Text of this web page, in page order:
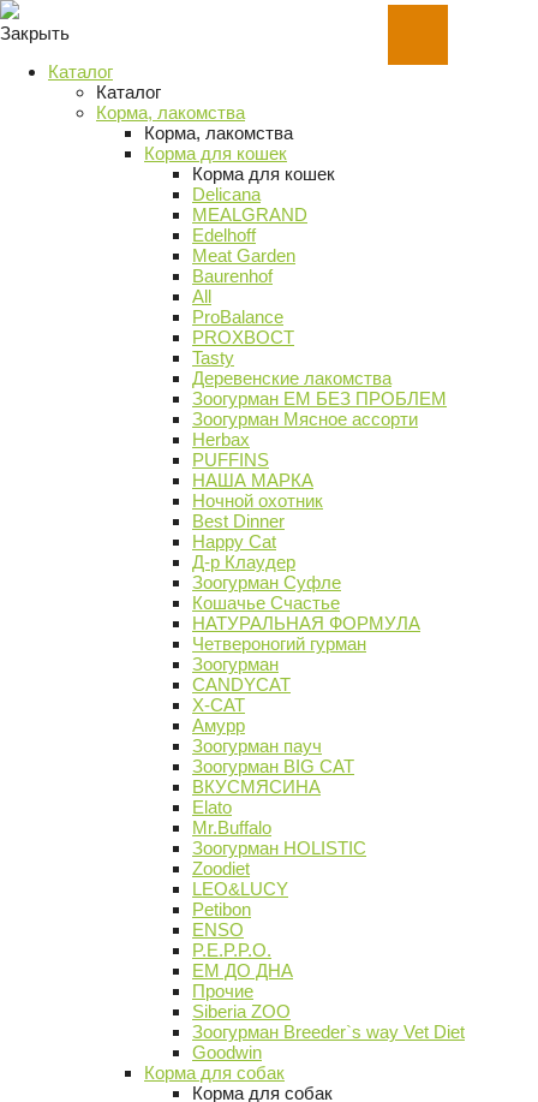
Закрыть
Каталог
Каталог
Корма, лакомства
Корма, лакомства
Корма для кошек
Корма для кошек
Delicana
MEALGRAND
Edelhoff
Meat Garden
Baurenhof
All
ProBalance
PROХВОСТ
Tasty
Деревенские лакомства
Зоогурман ЕМ БЕЗ ПРОБЛЕМ
Зоогурман Мясное ассорти
Herbax
PUFFINS
НАША МАРКА
Ночной охотник
Best Dinner
Happy Cat
Д-р Клаудер
Зоогурман Суфле
Кошачье Счастье
НАТУРАЛЬНАЯ ФОРМУЛА
Четвероногий гурман
Зоогурман
CANDYCAT
X-CAT
Амурр
Зоогурман пауч
Зоогурман BIG CAT
ВКУСМЯСИНА
Elato
Mr.Buffalo
Зоогурман HOLISTIC
Zoodiet
LEO&LUCY
Petibon
ENSO
P.E.P.P.O.
ЕМ ДО ДНА
Прочие
Siberia ZOO
Зоогурман Breeder`s way Vet Diet
Goodwin
Корма для собак
Корма для собак